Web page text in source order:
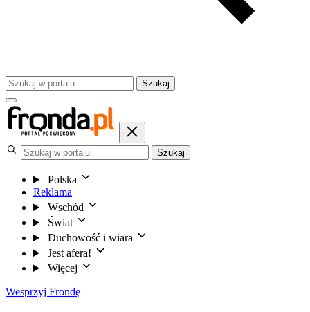
Szukaj
Szukaj
Polska
Reklama
Wschód
Świat
Duchowość i wiara
Jest afera!
Więcej
Wesprzyj Frondę